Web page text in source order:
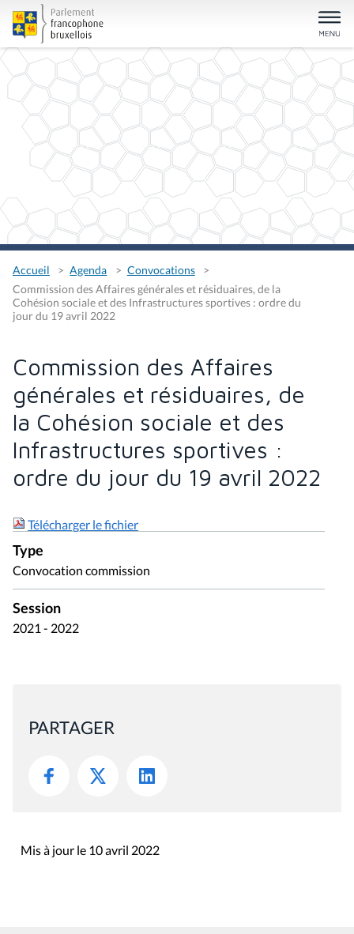
Accueil Agenda
Convocations
Commission des Affaires générales et résiduaires, de la
Cohésion sociale et des Infrastructures sportives : ordre du
jour du 19 avril 2022
Commission des Affaires
générales et résiduaires, de
la Cohésion sociale et des
Infrastructures sportives :
ordre du jour du 19 avril 2022
Télécharger le fichier
Type
Convocation commission
Session
2021 - 2022
PARTAGER
Mis à jour le 10 avril 2022